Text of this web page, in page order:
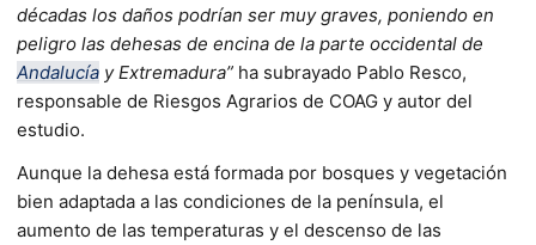
décadas los daños podrían ser muy graves, poniendo en
peligro las dehesas de encina de la parte occidental de
Andalucía y Extremadura” ha subrayado Pablo Resco,
responsable de Riesgos Agrarios de COAG y autor del
estudio.
Aunque la dehesa está formada por bosques y vegetación
bien adaptada a las condiciones de la península, el
aumento de las temperaturas y el descenso de las